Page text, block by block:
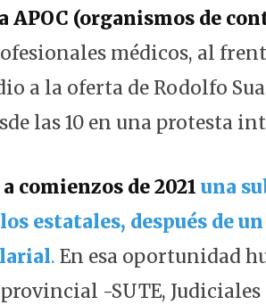
APOC (organismos de
médicos, al
a la oferta de Rodolfo
las 10 en una protesta
comienzos de 2021 una
estatales, después de
. En esa oportunidad
-SUTE, Judiciales